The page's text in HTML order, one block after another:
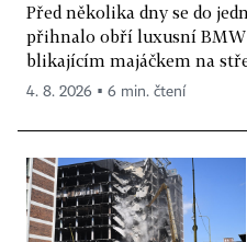
Před několika dny se do
přihnalo obří luxusní BMW
blikajícím majáčkem na
4. 8. 2026 ▪ 6 min. čtení